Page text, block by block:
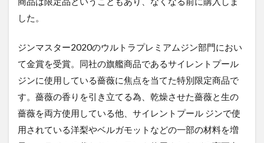
した。
ジンマスター2020のウルトラプレミアムジン部門におい
て金賞を受賞。同社の旗艦商品であるサイレントプール
ジンに使用している薔薇に焦点を当てた特別限定商品で
す。薔薇の香りを引き立てる為、乾燥させた薔薇と生の
薔薇を両方使用している他、サイレントプール ジンで使
用されている洋梨やベルガモットなどの一部の材料を増